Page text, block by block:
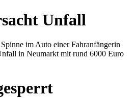
Unfall
im Auto einer Fahranfängerin
in Neumarkt mit rund 6000 Euro